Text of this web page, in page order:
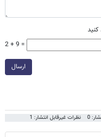
2 + 9 =
ارسال
0 نظرات غیرقابل انتشار: 1